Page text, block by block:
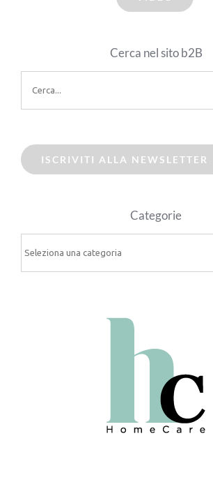
Cerca nel sito b2B
per:
ISCRIVITI ALLA NEWSLETTER
Categorie